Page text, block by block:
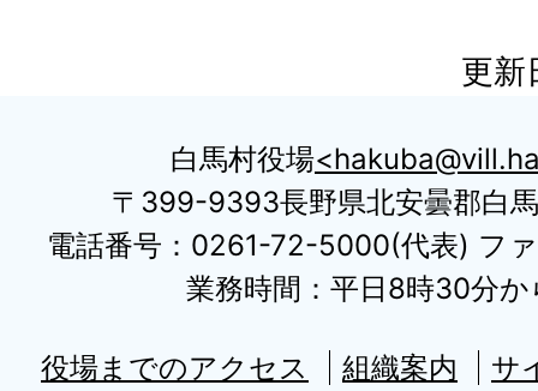
更新
白馬村役場
〒399-9393長野県北安曇郡白
電話番号：0261-72-5000(代表) フ
業務時間：平日8時30分か
役場までのアクセス 組織案内
サ